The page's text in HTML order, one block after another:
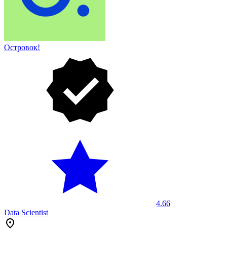
Островок!
4.66
Data Scientist